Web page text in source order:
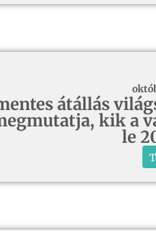
átállás
kik a
le